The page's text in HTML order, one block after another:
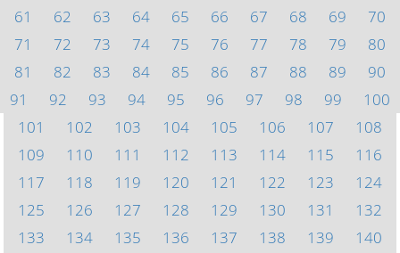
61
62 63 64 65 66 67 68 69
70
71
72 73 74 75 76 77 78 79
80
81
82 83 84 85 86 87 88 89
90
91
92 93 94 95 96 97 98 99
100
101
102 103 104 105 106 107
108
109
110 111 112 113 114 115
116
117
118 119 120 121 122 123
124
125
126 127 128 129 130 131
132
133
134 135 136 137 138 139
140